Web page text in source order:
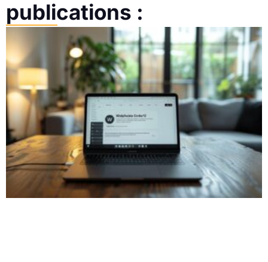
publications :